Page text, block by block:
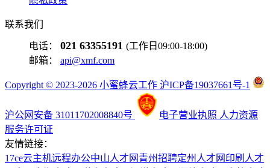
联系我们
电话： 021 63355191 (工作日09:00-18:00)
邮箱： api@xmf.com
Copyright © 2023-2026 小蜜蜂云工作 沪ICP备19037661号-1
沪公网安备 31011702008840号 电子营业执照 人力资源
服务许可证
友情链接：
17ce云主机远程办公中山人才网 青州招聘定州人才网 印刷人才